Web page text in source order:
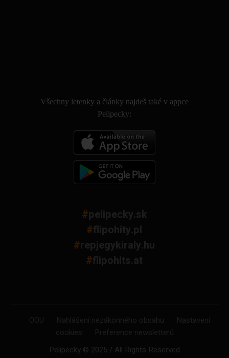
Všechny letenky a články najdeš také v appce
Pelipecky:
#pelipecky.sk
#flipohity.pl
#repjegykiraly.hu
#flipohits.at
OOU Nahlášení nezákonného obsahu
Nastavení
cookies
Preference newsletterů
Pelipecky © 2025 / All Rights Reserved